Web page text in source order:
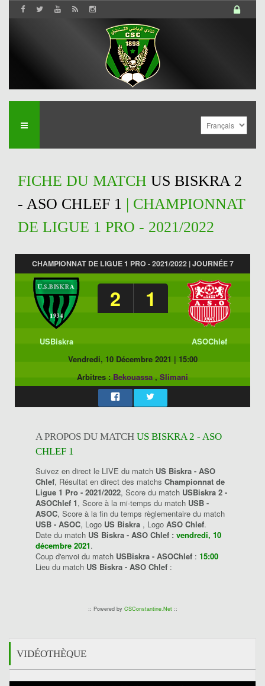
FICHE DU MATCH US BISKRA 2
- ASO CHLEF 1 | CHAMPIONNAT
DE LIGUE 1 PRO - 2021/2022
CHAMPIONNAT DE LIGUE 1 PRO - 2021/2022 | JOURNÉE 7
2 1
USBiskra
ASOChlef
Vendredi, 10 Décembre 2021 | 15:00
Arbitres : Bekouassa , Slimani
A PROPOS DU MATCH US BISKRA 2 - ASO
CHLEF 1
Suivez en direct le LIVE du match US Biskra - ASO
Chlef, Résultat en direct des matchs Championnat de
Ligue 1 Pro - 2021/2022, Score du match USBiskra 2 -
ASOChlef 1, Score à la mi-temps du match USB -
ASOC, Score à la fin du temps règlementaire du match
USB - ASOC, Logo US Biskra , Logo ASO Chlef.
Date du match US Biskra - ASO Chlef : vendredi, 10
décembre 2021.
Coup d'envoi du match USBiskra - ASOChlef : 15:00
Lieu du match US Biskra - ASO Chlef :
:: Powered by CSConstantine.Net::
VIDÉOTHÈQUE